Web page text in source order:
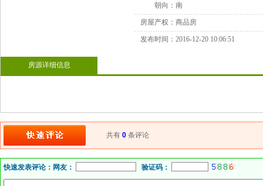
朝向： 南
房屋产权： 商品房
发布时间： 2016-12-20 10:06:51
房源详细信息
共有 0 条评论
快速发表评论： 网友： 验证码：